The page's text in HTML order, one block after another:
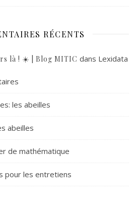
RÉCENTS
là ! ☀️ | Blog MITIC dans Lexidata
les abeilles
abeilles
de mathématique
pour les entretiens